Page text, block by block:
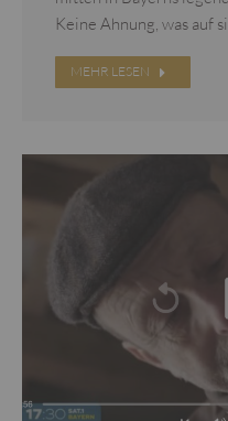
Keine Ahnung, was auf
MEHR LESEN